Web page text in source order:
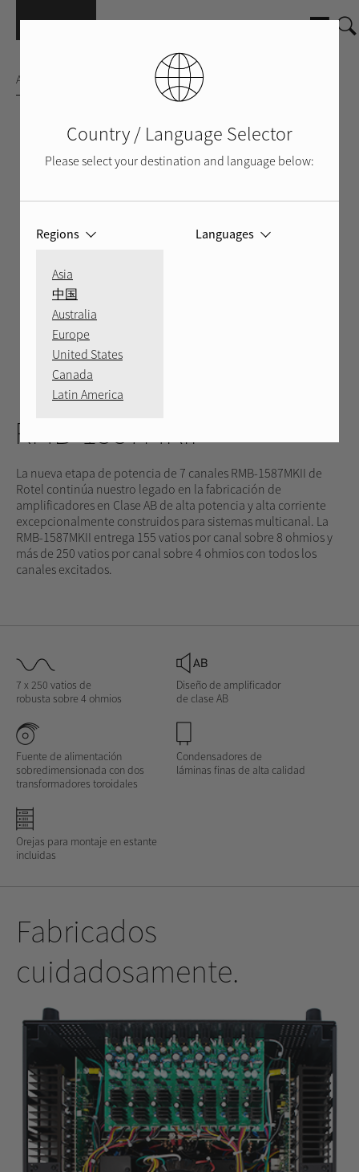
AMPLIFICADOR MULTICANAL
PLATEADO
RMB-1587MKII
La nueva etapa de potencia de 7 canales RMB-1587MKII de
Rotel continúa nuestro legado en la fabricación de
amplificadores en Clase AB de alta potencia y alta corriente
excepcionalmente construidos para sistemas multicanal. La
RMB-1587MKII entrega 155 vatios por canal sobre 8 ohmios y
más de 250 vatios por canal sobre 4 ohmios con todos los
canales excitados.
7 x 250 vatios de
robusta sobre 4 ohmios
Diseño de amplificador
de clase AB
Fuente de alimentación
sobredimensionada con dos
transformadores toroidales
Condensadores de
láminas finas de alta calidad
Orejas para montaje en estante
incluidas
Fabricados
cuidadosamente.
Country / Language Selector
Please select your destination and language below:
Regions
Asia
中国
Australia
Europe
United States
Canada
Latin America
Languages